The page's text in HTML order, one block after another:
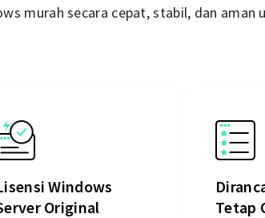
murah secara cepat, stabil, dan aman
Windows
Original
Tetap